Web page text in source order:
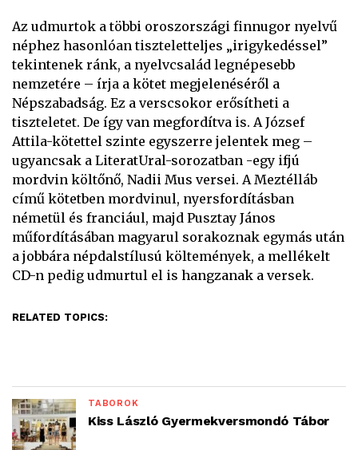
Az udmurtok a többi oroszországi finnugor nyelvű
néphez hasonlóan tiszteletteljes „irigykedéssel”
tekintenek ránk, a nyelvcsalád legnépesebb
nemzetére – írja a kötet megjelenéséről a
Népszabadság. Ez a verscsokor erősítheti a
tiszteletet. De így van megfordítva is. A József
Attila-kötettel szinte egyszerre jelentek meg –
ugyancsak a LiteratUral-sorozatban -egy ifjú
mordvin költőnő, Nadii Mus versei. A Meztélláb
című kötetben mordvinul, nyersfordításban
németül és franciául, majd Pusztay János
műfordításában magyarul sorakoznak egymás után
a jobbára népdalstílusú költemények, a mellékelt
CD-n pedig udmurtul el is hangzanak a versek.
RELATED TOPICS:
TÁBOROK
Kiss László Gyermekversmondó Tábor